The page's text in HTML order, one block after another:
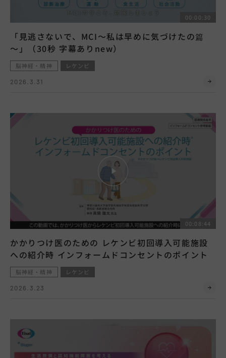
00:00:30
「見逃さないで、MCI～私は早めに気づけたの篇
～」（30秒 字幕ありnew）
脳神経・精神
レケンビ
2026.3.31
00:08:44
かかりつけ医のための レケンビ初回導入可能施設
への紹介時 インフォームドコンセントのポイント
脳神経・精神
レケンビ
2026.3.23